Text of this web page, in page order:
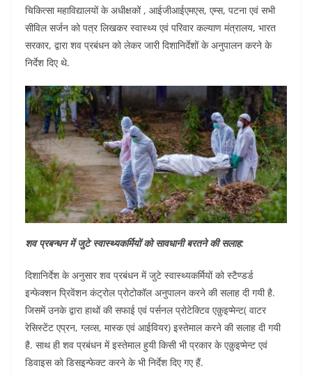
चिकित्सा महाविद्यालयों के अधीक्षकों , आईजीआईएमएस, एम्स, पटना एवं सभी
सीविल सर्जन को पत्र लिखकर स्वास्थ्य एवं परिवार कल्याण मंत्रालय, भारत
सरकार, द्वारा शव प्रबंधन को लेकर जारी दिशानिर्देशों के अनुपालन करने के
निर्देश दिए थे.
शव प्रबन्धन में जुटे स्वास्थ्यकर्मियों को सावधानी बरतने की सलाह:
दिशानिर्देश के अनुसार शव प्रबंधन में जुटे स्वास्थ्यकर्मियों को स्टैण्डर्ड
इन्फेक्शन प्रिवेंशन कंट्रोल प्रोटोकॉल अनुपालन करने की सलाह दी गयी है.
जिसमें उनके द्वारा हाथों की सफाई एवं पर्सनल प्रोटेक्टिव एक़ुइप्मेन्ट( वाटर
रेसिस्टेंट एप्रन, ग्लव्स, मास्क एवं आईवियर) इस्तेमाल करने की सलाह दी गयी
है. साथ ही शव प्रबंधन में इस्तेमाल हुयी किसी भी प्रकार के एक़ुइप्मेन्ट एवं
डिवाइस को डिसइन्फेक्ट करने के भी निर्देश दिए गए हैं.